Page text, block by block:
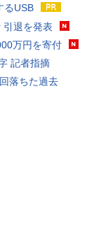
るUSB
引退を発表
万円を寄付
記者指摘
落ちた過去